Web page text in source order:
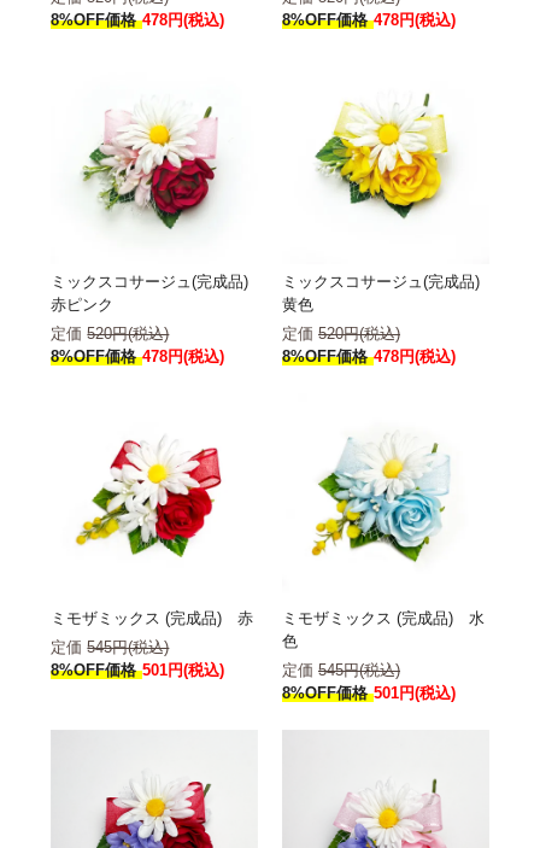
8%OFF価格 478円(税込)
8%OFF価格 478円(税込)
ミックスコサージュ(完成品)
赤ピンク
定価520円(税込)
8%OFF価格 478円(税込)
ミックスコサージュ(完成品)
黄色
定価 520円(税込)
8%OFF価格 478円(税込)
ミモザミックス (完成品) 赤
定価545円(税込)
8%OFF価格 501円(税込)
ミモザミックス (完成品) 水
色
定価 545円(税込)
8%OFF価格 501円(税込)